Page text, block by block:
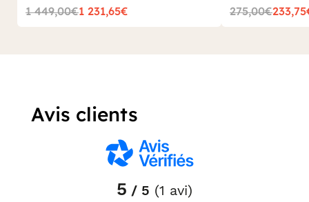
1 449,00€1 231,65€ 275,00€
Avis clients
5 / 5 (1 avi)